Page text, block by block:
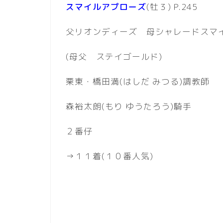
スマイルアプローズ(牡３) P.245
父リオンディーズ 母シャレードスマ
(母父 ステイゴールド)
栗東・橋田満(はしだ みつる)調教師
森裕太朗(もり ゆうたろう)騎手
２番仔
→１１着(１０番人気)